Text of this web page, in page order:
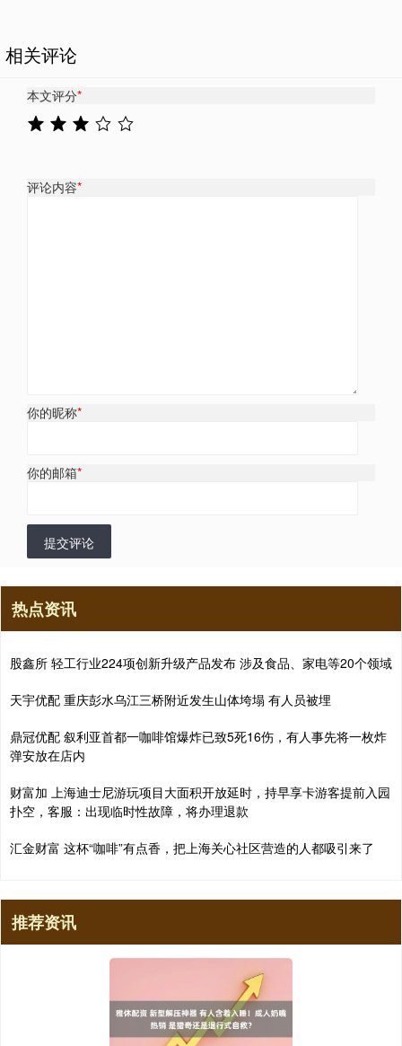
相关评论
本文评分*
评论内容*
你的昵称*
你的邮箱*
提交评论
热点资讯
股鑫所 轻工行业224项创新升级产品发布 涉及食品、家电等20个领域
天宇优配 重庆彭水乌江三桥附近发生山体垮塌 有人员被埋
鼎冠优配 叙利亚首都一咖啡馆爆炸已致5死16伤，有人事先将一枚炸
弹安放在店内
财富加 上海迪士尼游玩项目大面积开放延时，持早享卡游客提前入园
扑空，客服：出现临时性故障，将办理退款
汇金财富 这杯“咖啡”有点香，把上海关心社区营造的人都吸引来了
推荐资讯